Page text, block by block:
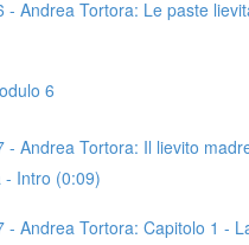
- Andrea Tortora: Le paste
6
- Andrea Tortora: Il lievito
Intro (0:09)
- Andrea Tortora: Capitolo 1 -